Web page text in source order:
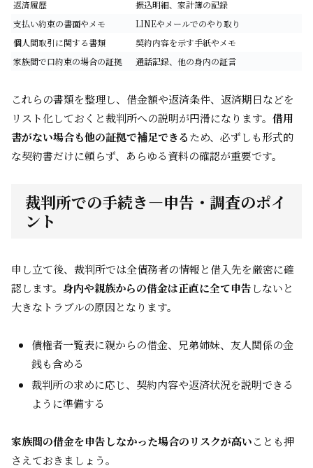
返済履歴
振込明細、家計簿の記録
支払い約束の書面やメモ
LINEやメールでのやり取り
個人間取引に関する書類
契約内容を示す手紙やメモ
家族間で口約束の場合の証拠
通話記録、他の身内の証言
これらの書類を整理し、借金額や返済条件、返済期日などを
リスト化しておくと裁判所への説明が円滑になります。 借用
書がない場合も他の証拠で補足できるため、必ずしも形式的
な契約書だけに頼らず、あらゆる資料の確認が重要です。
裁判所での手続き―申告・調査のポイ
ント
申し立て後、裁判所では全債務者の情報と借入先を厳密に確
認します。 身内や親族からの借金は正直に全て申告しないと
大きなトラブルの原因となります。
債権者一覧表に親からの借金、兄弟姉妹、友人関係の金
銭も含める
裁判所の求めに応じ、契約内容や返済状況を説明できる
ように準備する
家族間の借金を申告しなかった場合のリスクが高いことも押
さえておきましょう。